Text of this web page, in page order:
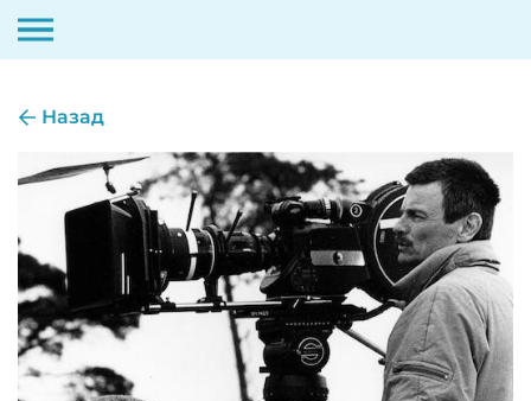
цонтент
Назад